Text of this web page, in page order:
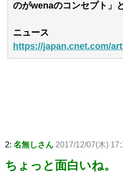
のがwenaのコンセプト」
ニュース
https://japan.cnet.com/
2: 名無しさん 2017/12/07(木)
ちょっと面白いね。